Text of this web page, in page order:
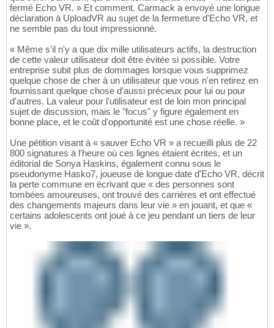
fermé Echo VR. » Et comment. Carmack a envoyé une longue
déclaration à UploadVR au sujet de la fermeture d'Echo VR, et
ne semble pas du tout impressionné.
« Même s'il n'y a que dix mille utilisateurs actifs, la destruction
de cette valeur utilisateur doit être évitée si possible. Votre
entreprise subit plus de dommages lorsque vous supprimez
quelque chose de cher à un utilisateur que vous n'en retirez en
fournissant quelque chose d'aussi précieux pour lui ou pour
d'autres. La valeur pour l'utilisateur est de loin mon principal
sujet de discussion, mais le "focus" y figure également en
bonne place, et le coût d'opportunité est une chose réelle. »
Une pétition visant à « sauver Echo VR » a recueilli plus de 22
800 signatures à l'heure où ces lignes étaient écrites, et un
éditorial de Sonya Haskins, également connu sous le
pseudonyme Hasko7, joueuse de longue date d'Echo VR, décrit
la perte commune en écrivant que « des personnes sont
tombées amoureuses, ont trouvé des carrières et ont effectué
des changements majeurs dans leur vie » en jouant, et que «
certains adolescents ont joué à ce jeu pendant un tiers de leur
vie ».